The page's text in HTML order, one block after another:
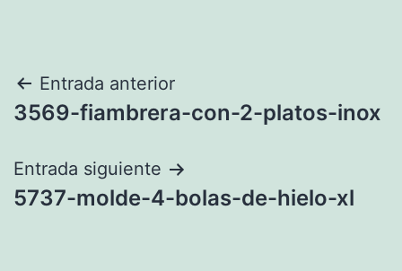
Navegación
de
entradas
Entrada anterior
3569-fiambrera-con-2-platos-inox
Entrada siguiente
5737-molde-4-bolas-de-hielo-xl